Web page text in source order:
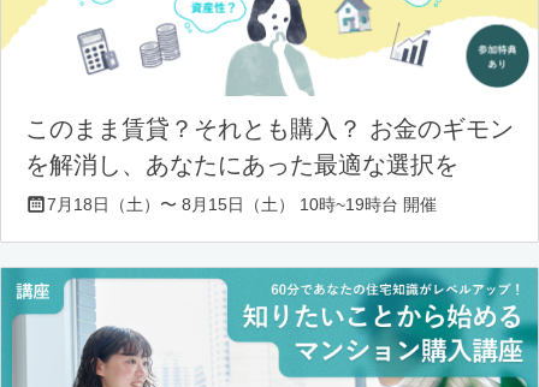
このまま賃貸？それとも購入？ お金のギモン
を解消し、あなたにあった最適な選択を
7月18日（土）〜 8月15日（土） 10時~19時台 開催